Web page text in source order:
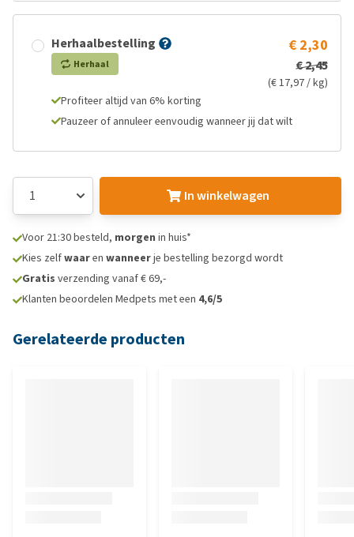
Herhaalbestelling
Herhaal
€ 2,30
€ 2,45
(€ 17,97 / kg)
Profiteer altijd van 6% korting
Pauzeer of annuleer eenvoudig wanneer jij dat wilt
In winkelwagen
Voor 21:30 besteld, morgen in huis*
Kies zelfwaaren wanneerje bestelling bezorgd wordt
Gratis verzending vanaf € 69,-
Klanten beoordelen Medpets met een 4,6/5
Gerelateerde producten